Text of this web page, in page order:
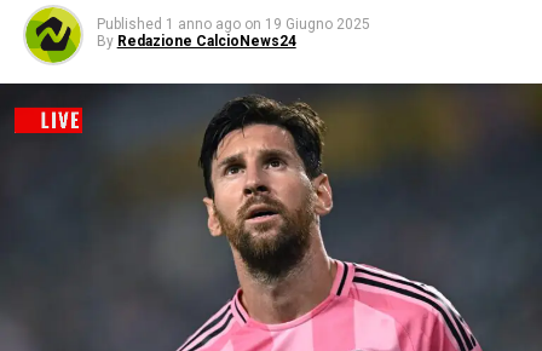
Published 1 anno ago on 19 Giugno 2025
By Redazione CalcioNews24